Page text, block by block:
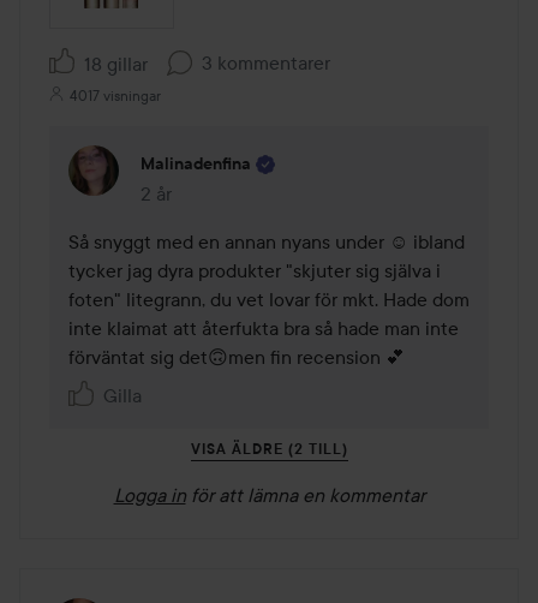
18 gillar 3 kommentarer
4017 visningar
Malinadenfina
2 år
Kommentaren lades 2 år
Så snyggt med en annan nyans under ☺️ ibland
tycker jag dyra produkter "skjuter sig själva i
foten" litegrann, du vet lovar för mkt. Hade dom
inte klaimat att återfukta bra så hade man inte
förväntat sig det🙃men fin recension 💕
Gilla
VISA ÄLDRE (2 TILL)
Logga in för att lämna en kommentar